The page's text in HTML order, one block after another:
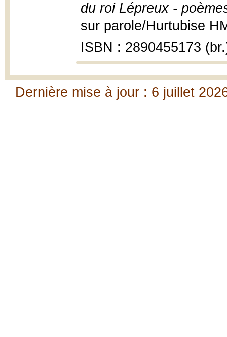
du roi Lépreux -
sur parole/Hurtubise
ISBN : 2890455173
Dernière mise à jour : 6 juillet